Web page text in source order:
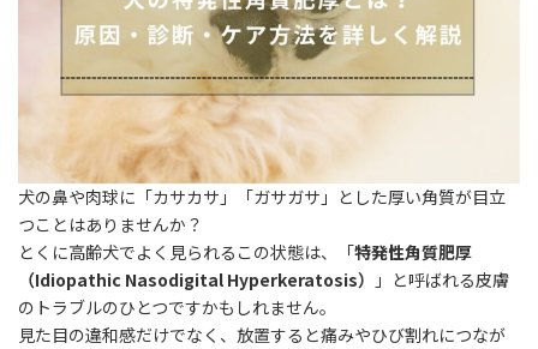
犬の鼻や肉球に「カサカサ」「ガサガサ」とした厚い角質が目立
つことはありませんか？
とくに高齢犬でよく見られるこの状態は、「特発性角質肥厚
（Idiopathic Nasodigital Hyperkeratosis）
」と呼ばれる皮膚
のトラブルのひとつですかもしれません。
見た目の違和感だけでなく、放置すると痛みやひび割れにつなが